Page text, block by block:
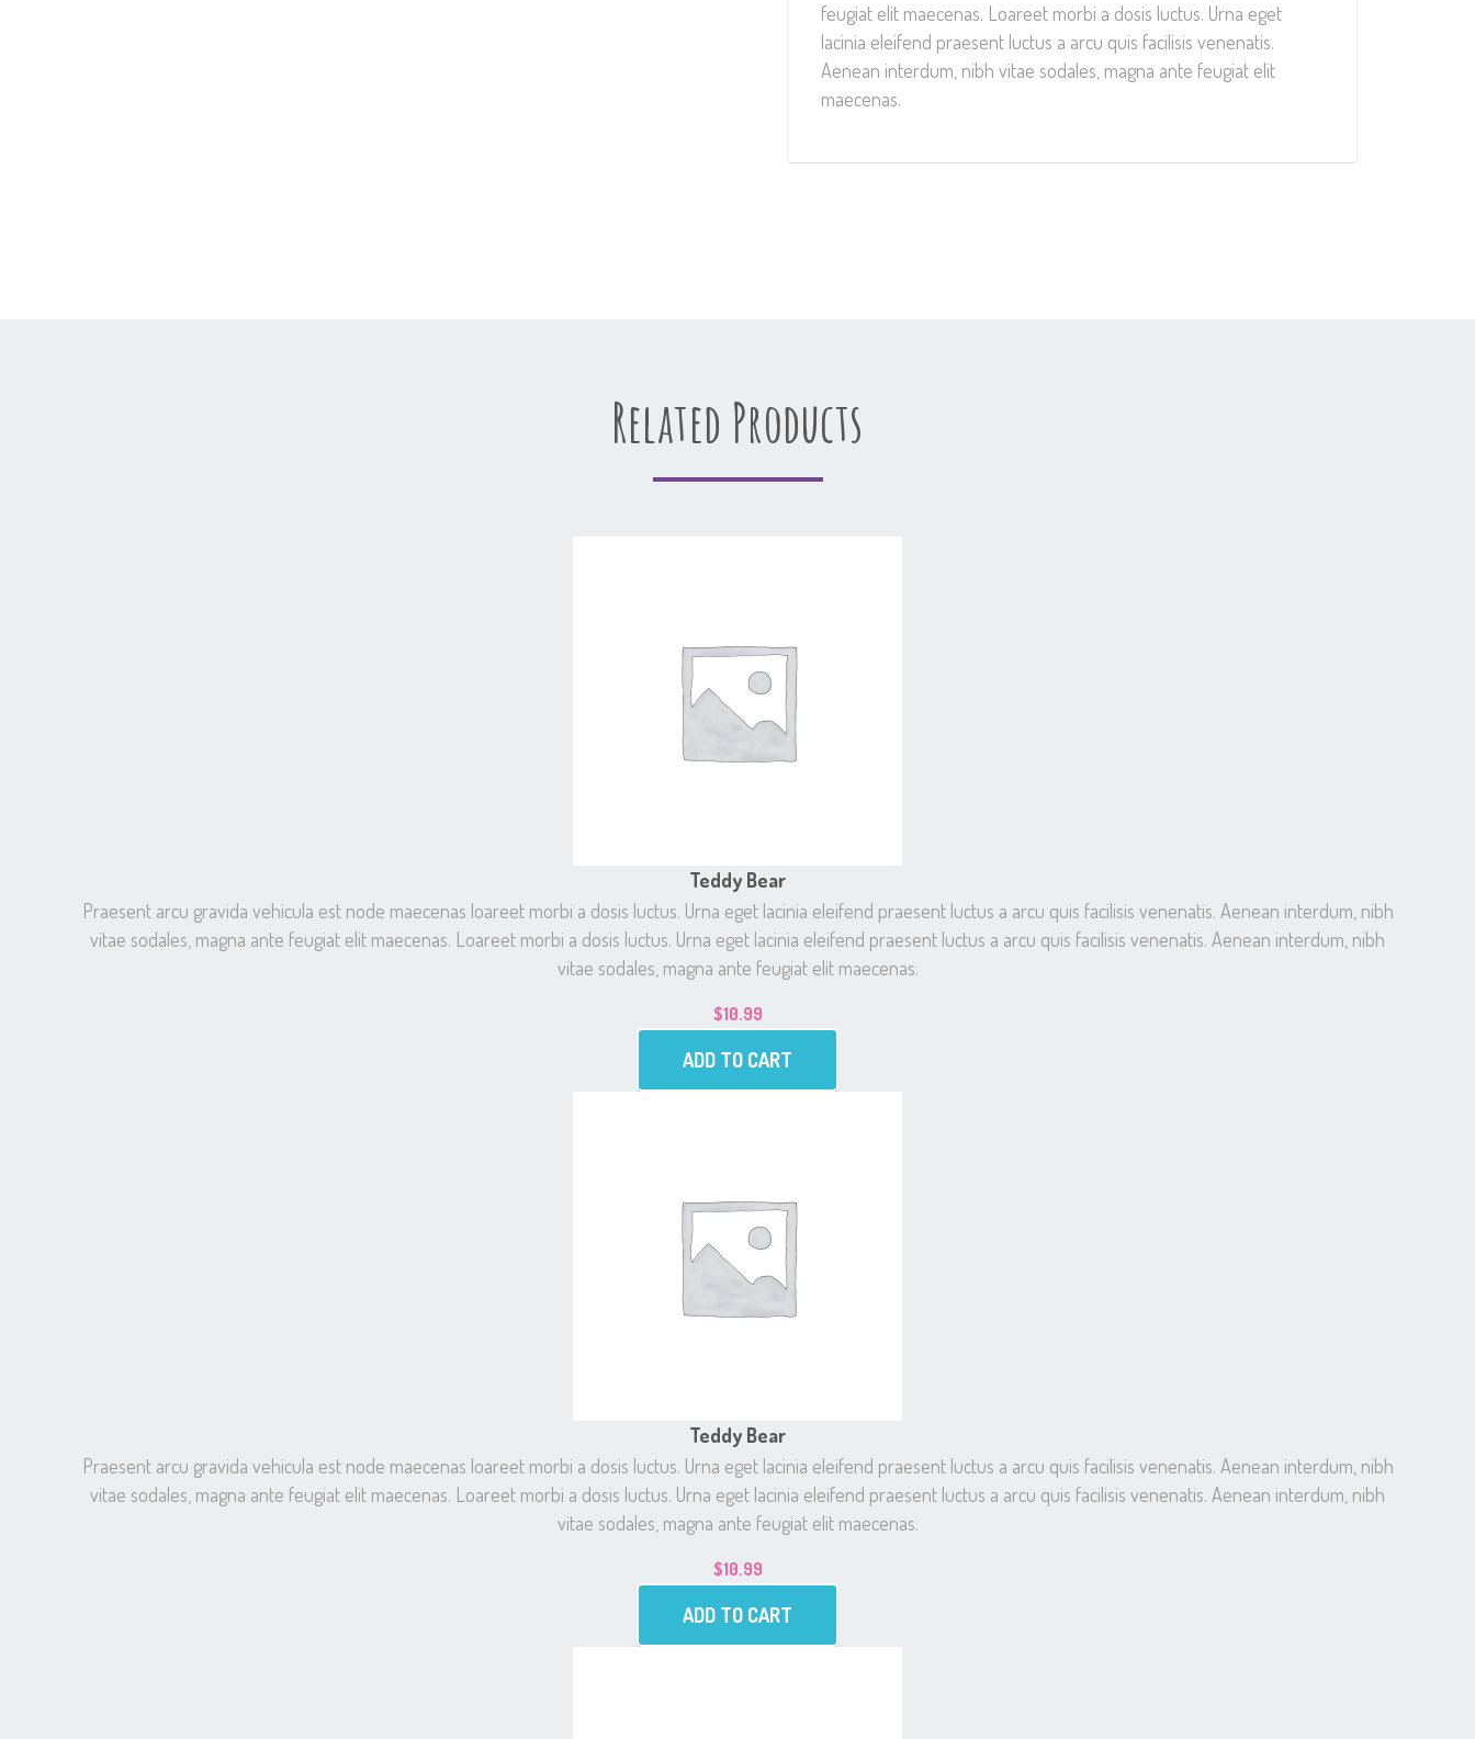
feugiat elit maecenas. Loareet morbi a dosis luctus. Urna eget
lacinia eleifend praesent luctus a arcu quis facilisis venenatis.
Aenean interdum, nibh vitae sodales, magna ante feugiat elit
maecenas.
Related Products
Teddy Bear
Praesent arcu gravida vehicula est node maecenas loareet morbi a dosis luctus. Urna eget lacinia eleifend praesent luctus a arcu quis facilisis venenatis. Aenean interdum, nibh
vitae sodales, magna ante feugiat elit maecenas. Loareet morbi a dosis luctus. Urna eget lacinia eleifend praesent luctus a arcu quis facilisis venenatis. Aenean interdum, nibh
vitae sodales, magna ante feugiat elit maecenas.
$10.99
ADD TO CART
Teddy Bear
Praesent arcu gravida vehicula est node maecenas loareet morbi a dosis luctus. Urna eget lacinia eleifend praesent luctus a arcu quis facilisis venenatis. Aenean interdum, nibh
vitae sodales, magna ante feugiat elit maecenas. Loareet morbi a dosis luctus. Urna eget lacinia eleifend praesent luctus a arcu quis facilisis venenatis. Aenean interdum, nibh
vitae sodales, magna ante feugiat elit maecenas.
$10.99
ADD TO CART